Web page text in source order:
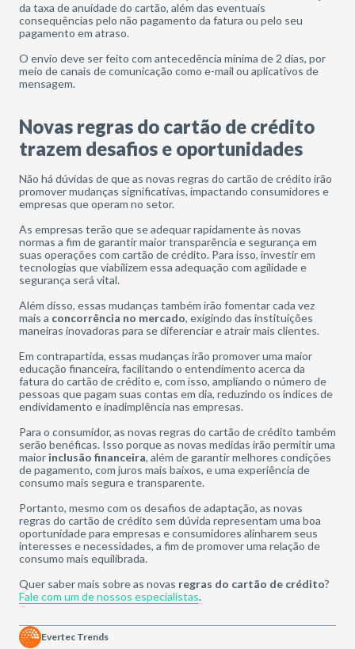
da taxa de anuidade do cartão, além das eventuais
consequências pelo não pagamento da fatura ou pelo seu
pagamento em atraso.
O envio deve ser feito com antecedência mínima de 2 dias, por
meio de canais de comunicação como e-mail ou aplicativos de
mensagem.
Novas regras do cartão de crédito
trazem desafios e oportunidades
Não há dúvidas de que as novas regras do cartão de crédito irão
promover mudanças significativas, impactando consumidores e
empresas que operam no setor.
As empresas terão que se adequar rapidamente às novas
normas a fim de garantir maior transparência e segurança em
suas operações com cartão de crédito. Para isso, investir em
tecnologias que viabilizem essa adequação com agilidade e
segurança será vital.
Além disso, essas mudanças também irão fomentar cada vez
mais a concorrência no mercado, exigindo das instituições
maneiras inovadoras para se diferenciar e atrair mais clientes.
Em contrapartida, essas mudanças irão promover uma maior
educação financeira, facilitando o entendimento acerca da
fatura do cartão de crédito e, com isso, ampliando o número de
pessoas que pagam suas contas em dia, reduzindo os índices de
endividamento e inadimplência nas empresas.
Para o consumidor, as novas regras do cartão de crédito também
serão benéficas. Isso porque as novas medidas irão permitir uma
maior inclusão financeira, além de garantir melhores condições
de pagamento, com juros mais baixos, e uma experiência de
consumo mais segura e transparente.
Portanto, mesmo com os desafios de adaptação, as novas
regras do cartão de crédito sem dúvida representam uma boa
oportunidade para empresas e consumidores alinharem seus
interesses e necessidades, a fim de promover uma relação de
consumo mais equilibrada.
Quer saber mais sobre as novas regras do cartão de crédito?
Fale com um de nossos especialistas.
Evertec Trends